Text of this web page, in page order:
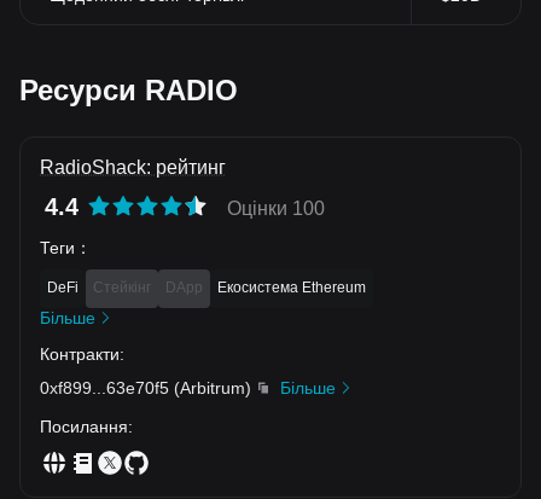
Ресурси RADIO
RadioShack: рейтинг
4.4 Оцінки 100
Теги ：
DeFi Стейкінг DApp Екосистема Ethereum
Більше
Контракти:
0xf899
63e70f5 (Arbitrum)
Більше
Посилання: